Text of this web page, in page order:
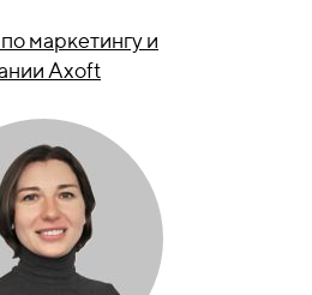
маркетингу и
Axoft